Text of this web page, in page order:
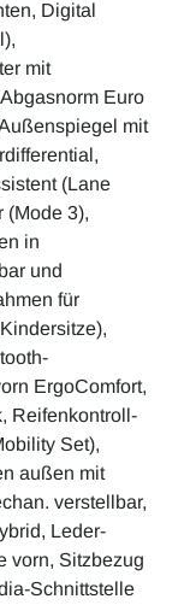
Digital
mit
Euro
mit
(Lane
(Mode 3),
in
und
für
ErgoComfort,
Reifenkontroll-
Set),
außen mit
verstellbar,
Leder-
vorn, Sitzbezug
Schnittstelle